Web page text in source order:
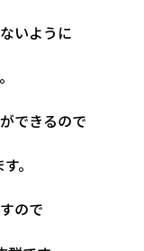
いように
できるので
。
ので